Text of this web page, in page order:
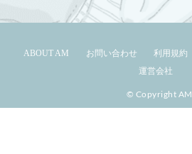
ABOUT AM お問い合わせ 利用規約
運営会社
© Copyright AM